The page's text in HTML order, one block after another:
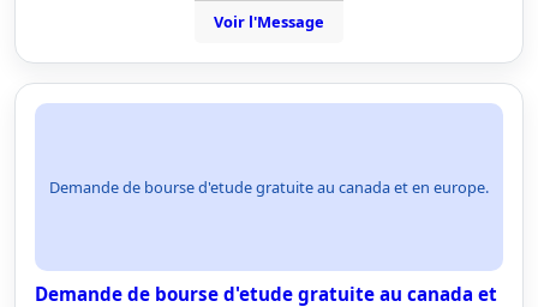
Voir l'Message
Demande de bourse d'etude gratuite au canada et en europe.
Demande de bourse d'etude gratuite au canada et